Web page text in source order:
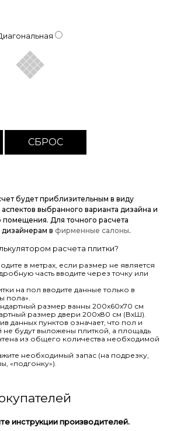
будет приблизительным в виду
выбранного варианта дизайна и
Для точного расчета
в фирменные салоны.
расчета плитки?
в метрах, если размер не является
часть вводите через точку или
на пол вводите данные только в
пола».
размер ванны 200х60х70 см
размер двери 200х80 см (ВхШ).
данных пунктов означает, что пол и
не будут выложены плиткой, а площадь
из общего количества необходимой
необходимый запас (на подрезку,
«подгонку»).
инструкции производителей.